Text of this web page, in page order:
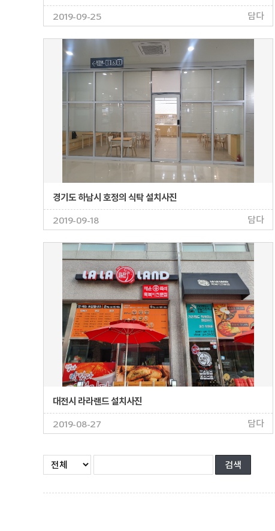
2019-09-25
담다
경기도 하남시 호정의 식탁 설치사진
2019-09-18
담다
대전시 라라랜드 설치사진
2019-08-27
담다